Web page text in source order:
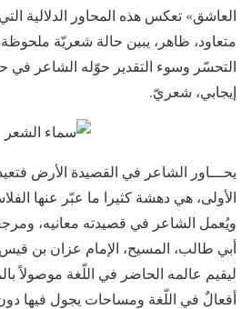
العاشق» تعكس هذه المحاور الدلالية
متعاود، ظاهر، يبين حالة شعريّة
التحسّر وسوء التقدير حوّله الشاعر
إيجابي، شعريّ.
يحـــاور الشاعر في القصيدة الأرض
الأولى، هي دهشة كثيرا ما عبّر عنها
ويُعمل الشاعر في قصيدته معانيه،
أبي طالب، المسيح، الإمام عزان بن
ليقيم عالمه الحاضر في اللّغة موصولاً
أفعالٌ في اللّغة ومساحات يجول فيها